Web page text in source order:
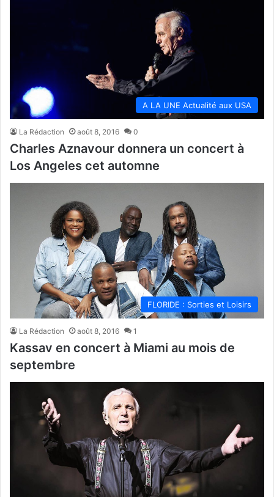
A LA UNE Actualité aux USA
La Rédaction août 8, 2016 0
Charles Aznavour donnera un concert à
Los Angeles cet automne
FLORIDE : Sorties et Loisirs
La Rédaction août 8, 2016 1
Kassav en concert à Miami au mois de
septembre